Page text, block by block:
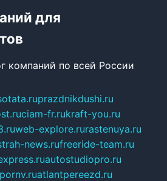
для
компаний по всей России
prazdnikdushi.ru
ciam-fr.rukraft-you.ru
web-explore.rurastenuya.ru
news.rufreeride-team.ru
autostudiopro.ru
pornv.ruatlantpereezd.ru